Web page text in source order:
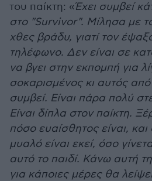
του παίκτη: «Έχει συμβεί
στο "Survivor". Mίλησα με
χθες βράδυ, γιατί τον
τηλέφωνο. Δεν είναι σε
να βγει στην εκπομπή για
σοκαρισμένος κι αυτός
συμβεί. Είναι πάρα πολύ
Είναι δίπλα στον παίκτη.
πόσο ευαίσθητος είναι,
μυαλό είναι εκεί, όσο
αυτό το παιδί. Κάνω αυτή
για κάποιες μέρες θα